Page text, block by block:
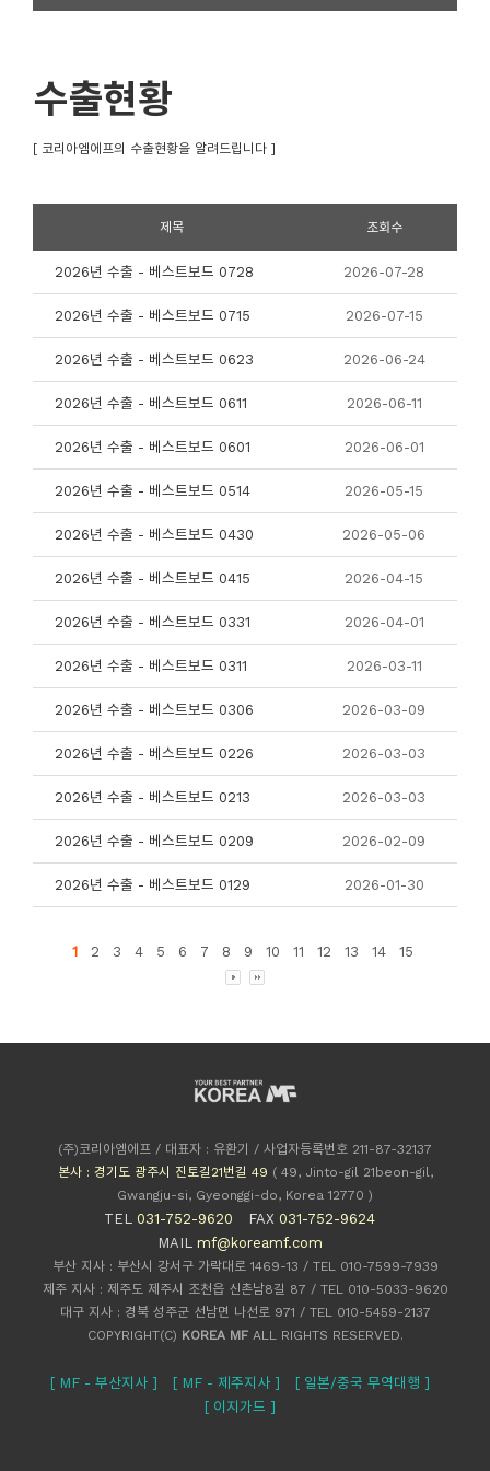
수출현황
[ 코리아엠에프의 수출현황을 알려드립니다 ]
제목 조회수
2026년 수출 - 베스트보드 0728 2026-07-28
2026년 수출 - 베스트보드 0715 2026-07-15
2026년 수출 - 베스트보드 0623 2026-06-24
2026년 수출 - 베스트보드 0611 2026-06-11
2026년 수출 - 베스트보드 0601 2026-06-01
2026년 수출 - 베스트보드 0514 2026-05-15
2026년 수출 - 베스트보드 0430 2026-05-06
2026년 수출 - 베스트보드 0415 2026-04-15
2026년 수출 - 베스트보드 0331 2026-04-01
2026년 수출 - 베스트보드 0311 2026-03-11
2026년 수출 - 베스트보드 0306 2026-03-09
2026년 수출 - 베스트보드 0226 2026-03-03
2026년 수출 - 베스트보드 0213 2026-03-03
2026년 수출 - 베스트보드 0209 2026-02-09
2026년 수출 - 베스트보드 0129 2026-01-30
1 2 3 4 5 6 7 8 9 10 11 12 13 14 15
(주)코리아엠에프 / 대표자 : 유환기 / 사업자등록번호 211-87-32137
본사 : 경기도 광주시 진토길21번길 49 ( 49, Jinto-gil 21beon-gil,
Gwangju-si, Gyeonggi-do, Korea 12770 )
TEL 031-752-9620 FAX 031-752-9624
MAIL mf@koreamf.com
부산 지사 : 부산시 강서구 가락대로 1469-13 / TEL 010-7599-7939
제주 지사 : 제주도 제주시 조천읍 신촌남8길 87 / TEL 010-5033-9620
대구 지사 : 경북 성주군 선남면 나선로 971 / TEL 010-5459-2137
COPYRIGHT(C) KOREA MFALL RIGHTS RESERVED.
[ MF - 부산지사 ] [ MF - 제주지사 ]
[ 일본/중국 무역대행 ]
[ 이지가드 ]